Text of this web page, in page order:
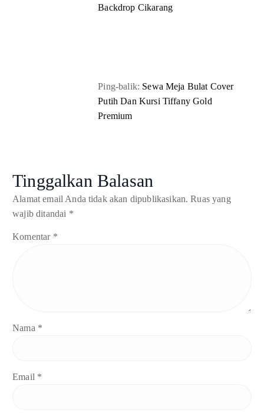
Backdrop Cikarang
Ping-balik: Sewa Meja Bulat Cover
Putih Dan Kursi Tiffany Gold
Premium
Tinggalkan Balasan
Alamat email Anda tidak akan dipublikasikan. Ruas yang
wajib ditandai *
Komentar *
Nama *
Email *